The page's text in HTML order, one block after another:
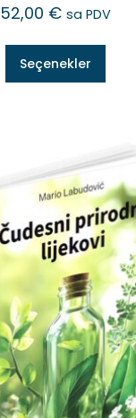
52,00 € sa PDV
Seçenekler